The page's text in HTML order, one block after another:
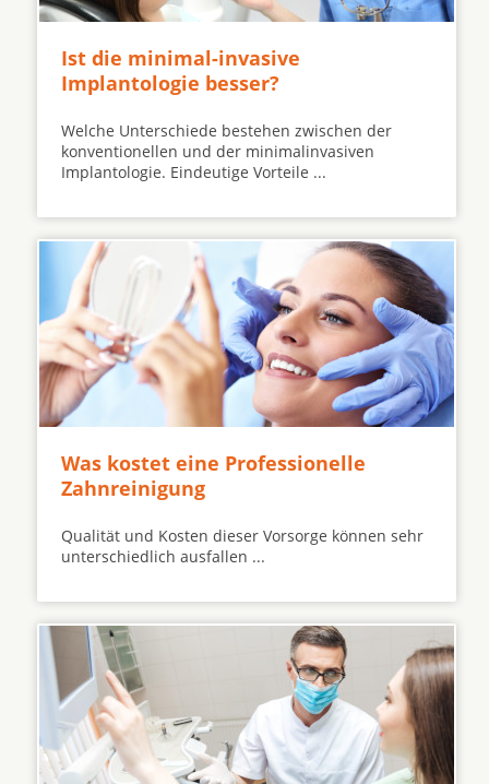
Ist die minimal-invasive
Implantologie besser?
Welche Unterschiede bestehen zwischen der
konventionellen und der minimalinvasiven
Implantologie. Eindeutige Vorteile ...
Was kostet eine Professionelle
Zahnreinigung
Qualität und Kosten dieser Vorsorge können sehr
unterschiedlich ausfallen ...